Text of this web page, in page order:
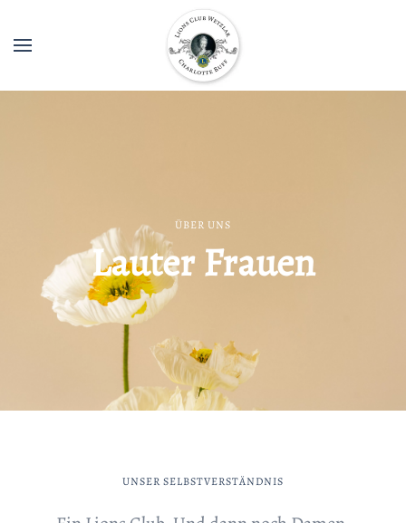
ÜBER UNS
Lauter Frauen
UNSER SELBSTVERSTÄNDNIS